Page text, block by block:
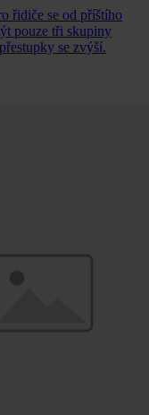
řidiče se od příštího
pouze tři skupiny
se zvýší.